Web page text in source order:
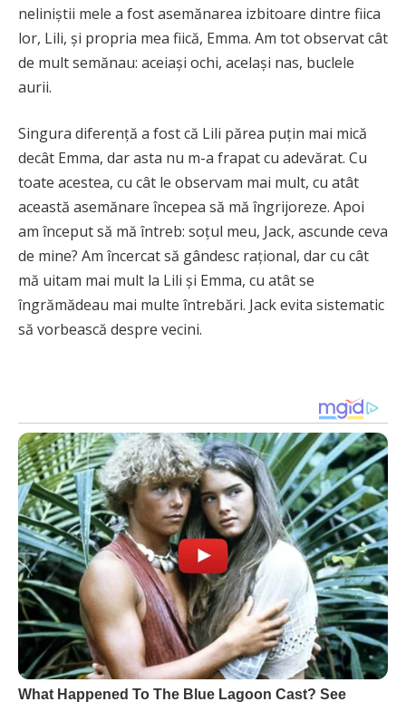
neliniștii mele a fost asemănarea izbitoare dintre fiica
lor, Lili, și propria mea fiică, Emma. Am tot observat cât
de mult semănau: aceiași ochi, același nas, buclele
aurii.
Singura diferență a fost că Lili părea puțin mai mică
decât Emma, ​​dar asta nu m-a frapat cu adevărat. Cu
toate acestea, cu cât le observam mai mult, cu atât
această asemănare începea să mă îngrijoreze. Apoi
am început să mă întreb: soțul meu, Jack, ascunde ceva
de mine? Am încercat să gândesc rațional, dar cu cât
mă uitam mai mult la Lili și Emma, ​​cu atât se
îngrămădeau mai multe întrebări. Jack evita sistematic
să vorbească despre vecini.